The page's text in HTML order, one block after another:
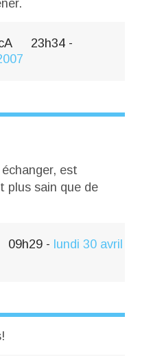
23h34 -
est
plus sain que de
09h29 - lundi 30 avril